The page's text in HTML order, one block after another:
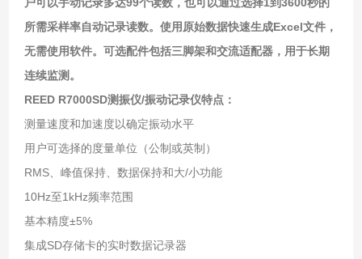
所需采样率自动记录读数。使用原始数据快速生成Excel文件，
无需使用软件。可选配件包括三脚架和交流适配器，用于长期
连续监测。
REED R7000SD测振仪/振动记录仪特点：
测量速度和加速度以确定振动水平
用户可选择的度量单位（公制或英制）
RMS、峰值保持、数据保持和大/小功能
10Hz至1kHz频率范围
基本精度±5%
集成SD存储卡的实时数据记录器